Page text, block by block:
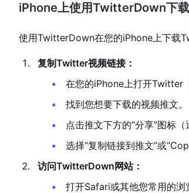
iPhone上使用TwitterDown下
使用TwitterDown在您的iPhone上下载
复制Twitter视频链接：
在您的iPhone上打开Twitter
找到您想要下载的视频推文。
点击推文下方的“分享”图标
选择“复制链接到推文”或
访问TwitterDown网站：
打开Safari或其他您常用的浏